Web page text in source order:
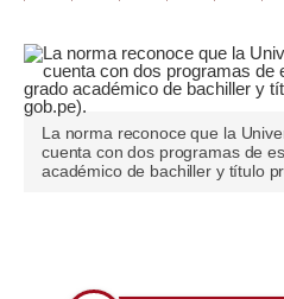
Plus G
Opinión
Editorial
La norma reconoce que la
cuenta con dos programas de
académico de bachiller y título